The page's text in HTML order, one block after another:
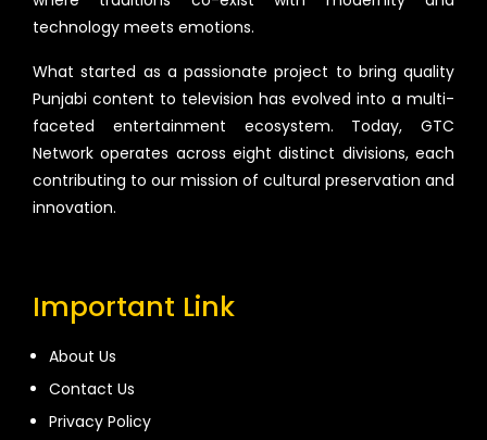
technology meets emotions.
What started as a passionate project to bring quality
Punjabi content to television has evolved into a multi-
faceted entertainment ecosystem. Today, GTC
Network operates across eight distinct divisions, each
contributing to our mission of cultural preservation and
innovation.
Important Link
About Us
Contact Us
Privacy Policy